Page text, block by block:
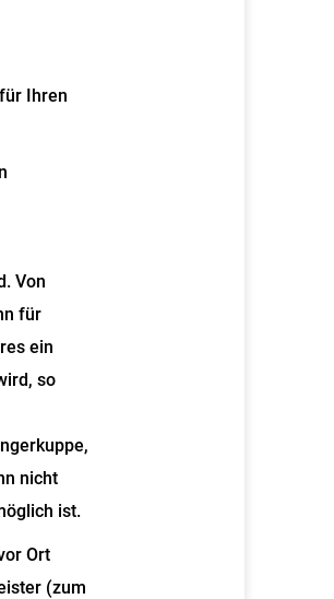
Ihren
Von
für
ein
so
nicht
ist.
Ort
(zum